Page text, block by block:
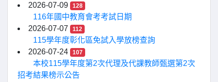
2026-07-09
128
116年國中教育會考考試日期
2026-07-07
112
115學年度彰化區免試入學放榜查詢
2026-07-24
107
本校115學年度第2次代理及代課教師甄選第2次
招考結果榜示公告